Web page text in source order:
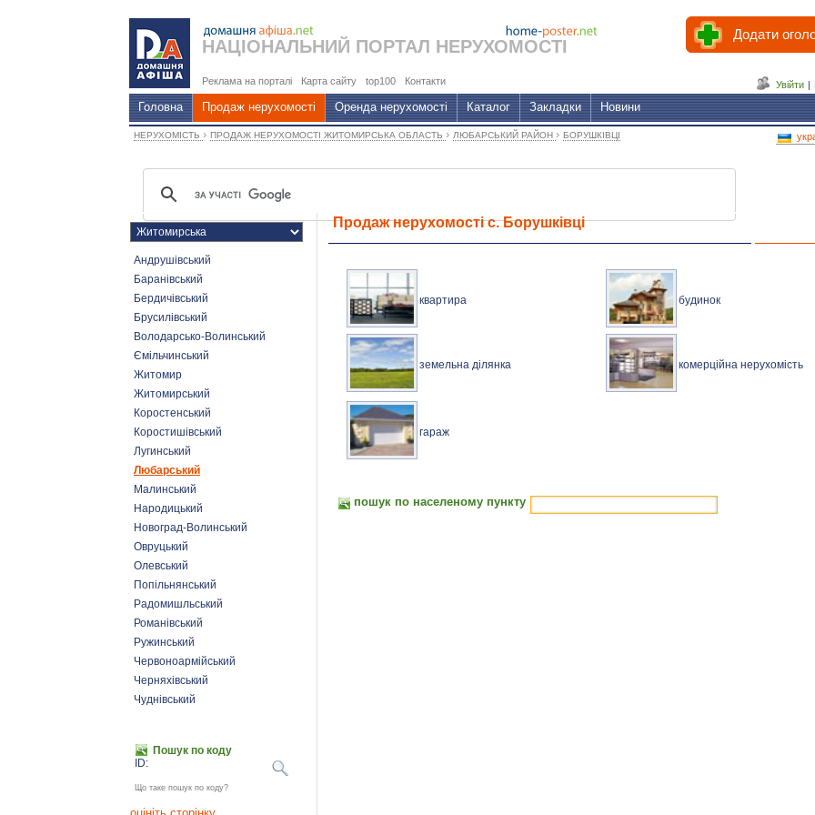
НАЦІОНАЛЬНИЙ ПОРТАЛ НЕРУХОМОСТІ
Додати
Реклама на порталі Карта сайту top100 Контакти Увійти |
Головна Продаж нерухомості Оренда нерухомості Каталог Закладки Новини
НЕРУХОМІСТЬ › ПРОДАЖ НЕРУХОМОСТІ ЖИТОМИРСЬКА ОБЛАСТЬ › ЛЮБАРСЬКИЙ РАЙОН › БОРУШКІВЦІ
Андрушівський
Баранівський
Бердичівський
Брусилівський
Володарсько-Волинський
Ємільчинський
Житомир
Житомирський
Коростенський
Коростишівський
Лугинський
Любарський
Малинський
Народицький
Новоград-Волинський
Овруцький
Олевський
Попільнянський
Радомишльський
Романівський
Ружинський
Червоноармійський
Черняхівський
Чуднівський
Пошук по коду
ID:
Що таке пошук по коду?
Продаж нерухомості с. Борушківці
квартира будинок
земельна ділянка комерційна нерухомість
гараж
пошук по населеному пункту